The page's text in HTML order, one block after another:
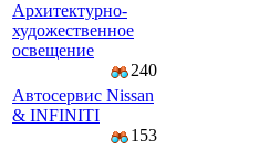
Архитектурно-
художественное
освещение
240
Автосервис Nissan
& INFINITI
153